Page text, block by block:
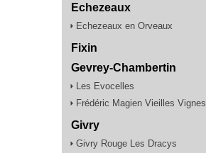
Echezeaux
Echezeaux en Orveaux
Fixin
Gevrey-Chambertin
Les Evocelles
Frédéric Magien Vieilles Vignes
Givry
Givry Rouge Les Dracys